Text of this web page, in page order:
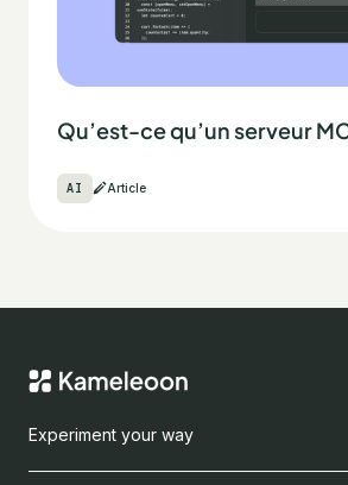
Qu’est-ce qu’un serveur
AI Article
Experiment your way